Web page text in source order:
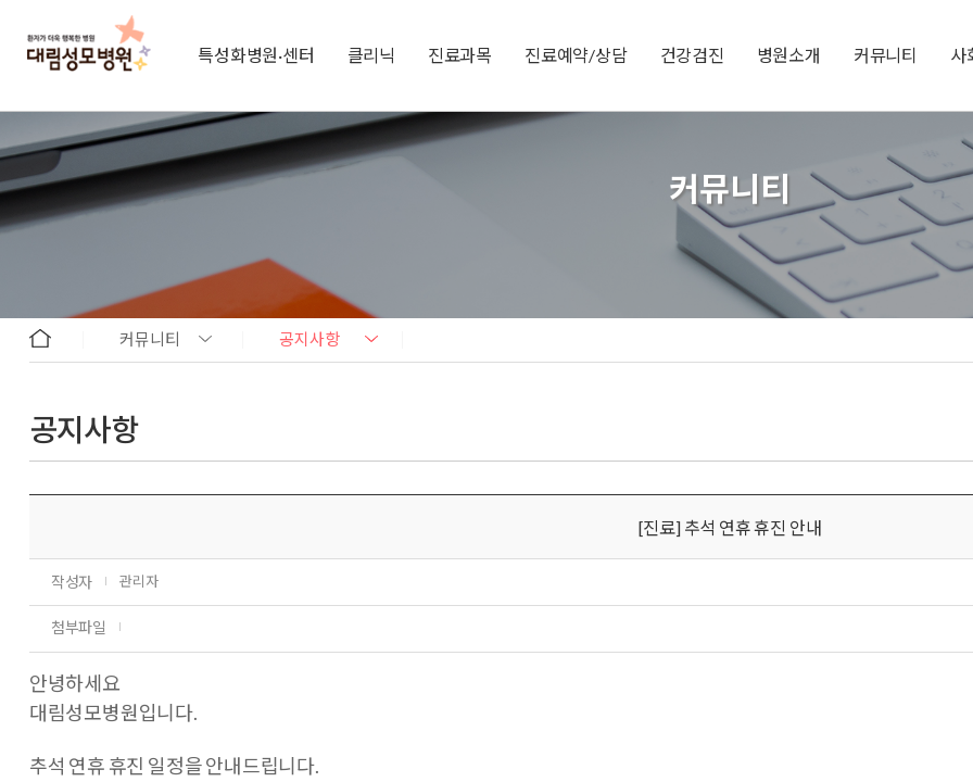
특성화병원·센터 클리닉 진료과목 진료예약/상담 건강검진 병원소개 커뮤니티 사
커뮤니티
커뮤니티 공지사항
공지사항
[진료] 추석 연휴 휴진 안내
작성자 관리자
첨부파일
안녕하세요
대림성모병원입니다.
추석 연휴 휴진 일정을 안내드립니다.